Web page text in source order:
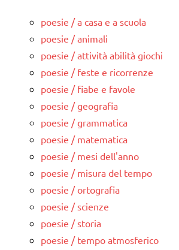
poesie / a casa e a scuola
poesie / animali
poesie / attività abilità giochi
poesie / feste e ricorrenze
poesie / fiabe e favole
poesie / geografia
poesie / grammatica
poesie / matematica
poesie / mesi dell'anno
poesie / misura del tempo
poesie / ortografia
poesie / scienze
poesie / storia
poesie / tempo atmosferico